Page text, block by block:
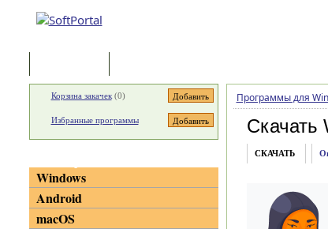
Программы для
Скачать
СКАЧАТЬ
Корзина закачек(0)
Избранные программы
Windows
Android
macOS